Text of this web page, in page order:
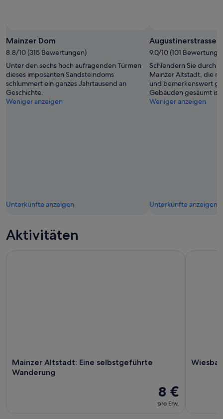
Mainzer Dom
8.8/10 (315 Bewertungen)
Unter den sechs hoch aufragenden Türmen
dieses imposanten Sandsteindoms
schlummert ein ganzes Jahrtausend an
Geschichte.
Weniger anzeigen
Unterkünfte anzeigen
Augustinerstrasse
9.0/10 (101
Schlendern Sie durch
Mainzer Altstadt, die
und bemerkenswert
Gebäuden gesäumt ist.
Weniger anzeigen
Unterkünfte anzeigen
Aktivitäten
Mainzer Altstadt: Eine selbstgeführte
Wanderung
8 €
pro Erw.